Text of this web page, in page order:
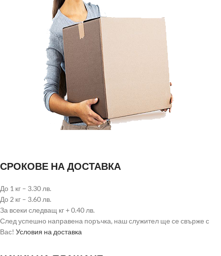
СРОКОВЕ НА ДОСТАВКА
До 1 кг – 3.30 лв.
До 2 кг – 3.60 лв.
За всеки следващ кг + 0.40 лв.
След успешно направена поръчка, наш служител ще се свърже с
Вас! Условия на доставка